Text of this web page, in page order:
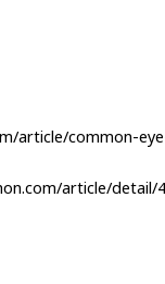
article/common-
article/detail/